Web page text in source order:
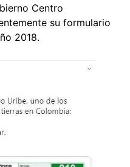
Centro
su formulario
2018.